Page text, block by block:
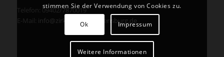
Telefon: 09402/7870019
E-Mail: info@zirkusschule-regensburg.de
stimmen Sie der Verwendung von Cookies zu.
Ok Impressum
Weitere Informationen